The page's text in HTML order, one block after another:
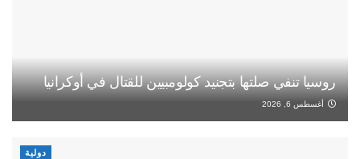
روسيا تنفي صلتها بتجنيد كولومبيين للقتال في أوكرانيا
أغسطس 6, 2026
دولية